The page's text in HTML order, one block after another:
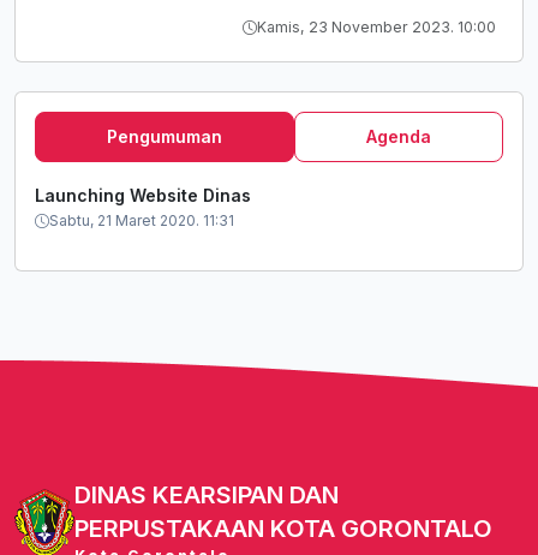
Dan Wisata Baca Oleh
Kamis, 23 November 2023. 10:00
Pengumuman Agenda
Launching Website Dinas
Sabtu, 21 Maret 2020. 11:31
DINAS KEARSIPAN DAN
PERPUSTAKAAN KOTA GORONTALO